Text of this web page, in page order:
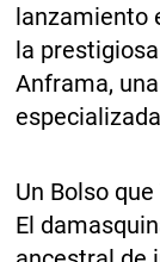
lanzamiento
la
Anframa,
Un Bolso
El